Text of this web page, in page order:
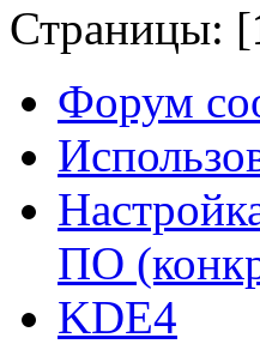
Страницы: [
Форум
ПО
KDE4